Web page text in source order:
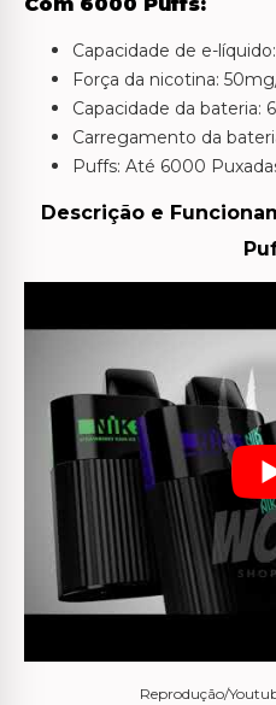
Capacidade de e-
Força da nicotina:
Capacidade da bateria:
Carregamento da
Puffs: Até 6000
Descrição e
Reprodução/